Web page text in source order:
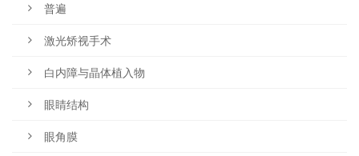
普遍
激光矫视手术
白内障与晶体植入物
眼睛结构
眼角膜